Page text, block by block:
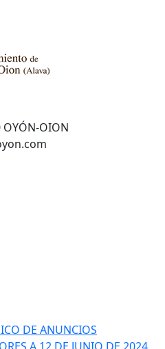
OYÓN-OION
DE ANUNCIOS